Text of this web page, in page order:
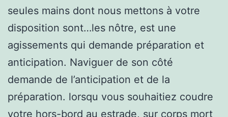
seules mains dont nous mettons à votre
disposition sont…les nôtre, est une
agissements qui demande préparation et
anticipation. Naviguer de son côté
demande de l’anticipation et de la
préparation. lorsqu vous souhaitiez coudre
votre hors-bord au estrade, sur corps mort